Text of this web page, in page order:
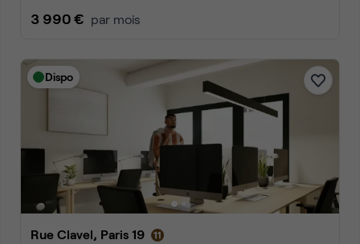
3 990 € par mois
Dispo
Rue Clavel, Paris 19